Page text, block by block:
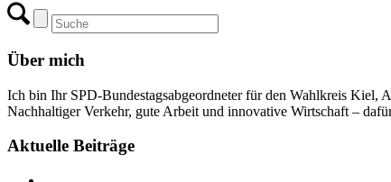
Über mich
Ich bin Ihr SPD-Bundestagsabgeordneter für den Wahlkreis Kiel,
Nachhaltiger Verkehr, gute Arbeit und innovative Wirtschaft –
Aktuelle Beiträge